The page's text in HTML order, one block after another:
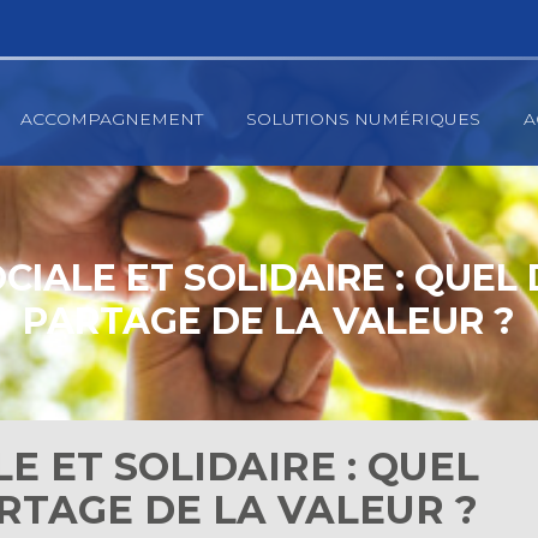
ACCOMPAGNEMENT SOLUTIONS NUMÉRIQUES
ET SOLIDAIRE : QUEL
PARTAGE DE LA VALEUR ?
ET SOLIDAIRE : QUEL
DE LA VALEUR ?